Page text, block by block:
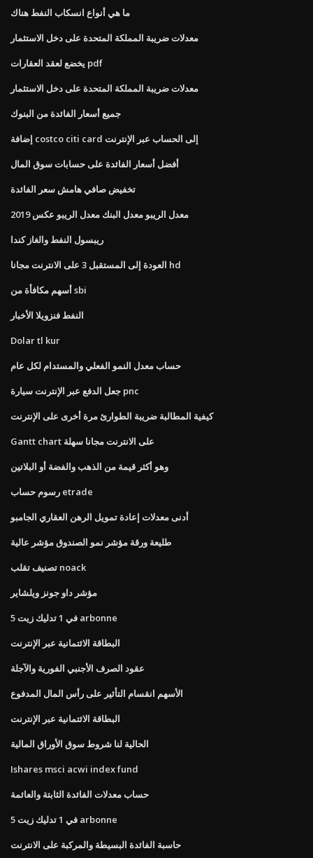
ما هي أنواع انسكاب النفط هناك
معدلات ضريبة المملكة المتحدة على دخل الاستثمار
يخضع لعقد العقارات pdf
معدلات ضريبة المملكة المتحدة على دخل الاستثمار
جميع أسعار الفائدة من البنوك
إضافة costco citi card إلى الحساب عبر الإنترنت
أفضل أسعار الفائدة على حسابات سوق المال
تخفيض صافي هامش سعر الفائدة
معدل الريبو معدل البنك معدل الريبو عكس 2019
ريبسول النفط والغاز كندا
العودة إلى المستقبل 3 على الانترنت مجانا hd
أسهم مكافأة من sbi
النفط فنزويلا الأخبار
Dolar tl kur
حساب معدل النمو الفعلي والمستدام لكل عام
جعل الدفع عبر الإنترنت سيارة pnc
كيفية المطالبة ضريبة الطوارئ مرة أخرى على الإنترنت
Gantt chart على الانترنت مجانا سهلة
وهو أكثر قيمة من الذهب والفضة أو البلاتين
رسوم حساب etrade
أدنى معدلات إعادة تمويل الرهن العقاري الجامبو
طليعة ورقة مؤشر نمو الصندوق مؤشر عالية
تصنيف تقلب noack
مؤشر داو جونز ويلشاير
5 في 1 تدليك زيت arbonne
البطاقة الائتمانية عبر الإنترنت
عقود الصرف الأجنبي الفورية والآجلة
الأسهم انقسام التأثير على رأس المال المدفوع
البطاقة الائتمانية عبر الإنترنت
الحالية لنا شروط سوق الأوراق المالية
Ishares msci acwi index fund
حساب معدلات الفائدة الثابتة والعائمة
5 في 1 تدليك زيت arbonne
حاسبة الفائدة البسيطة والمركبة على الانترنت